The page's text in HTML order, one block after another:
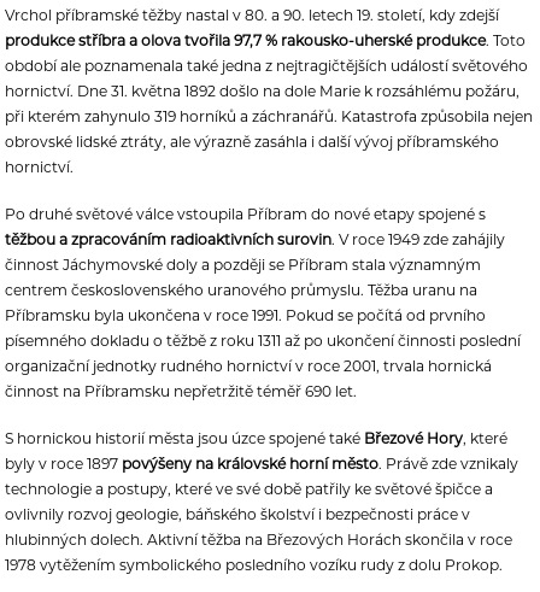
Vrchol příbramské těžby nastal v 80. a 90. letech 19. století, kdy zdejší
produkce stříbra a olova tvořila 97,7 % rakousko-uherské produkce. Toto
období ale poznamenala také jedna z nejtragičtějších událostí světového
hornictví. Dne 31. května 1892 došlo na dole Marie k rozsáhlému požáru,
při kterém zahynulo 319 horníků a záchranářů. Katastrofa způsobila nejen
obrovské lidské ztráty, ale výrazně zasáhla i další vývoj příbramského
hornictví.
Po druhé světové válce vstoupila Příbram do nové etapy spojené s
těžbou a zpracováním radioaktivních surovin. V roce 1949 zde zahájily
činnost Jáchymovské doly a později se Příbram stala významným
centrem československého uranového průmyslu. Těžba uranu na
Příbramsku byla ukončena v roce 1991. Pokud se počítá od prvního
písemného dokladu o těžbě z roku 1311 až po ukončení činnosti poslední
organizační jednotky rudného hornictví v roce 2001, trvala hornická
činnost na Příbramsku nepřetržitě téměř 690 let.
S hornickou historií města jsou úzce spojené také Březové Hory, které
byly v roce 1897 povýšeny na královské horní město. Právě zde vznikaly
technologie a postupy, které ve své době patřily ke světové špičce a
ovlivnily rozvoj geologie, báňského školství i bezpečnosti práce v
hlubinných dolech. Aktivní těžba na Březových Horách skončila v roce
1978 vytěžením symbolického posledního vozíku rudy z dolu Prokop.